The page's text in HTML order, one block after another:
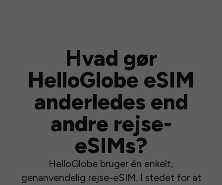
Hvad gør
HelloGlobe eSIM
anderledes end
andre rejse-
eSIMs?
HelloGlobe bruger én enkelt,
genanvendelig rejse-eSIM. I stedet for at